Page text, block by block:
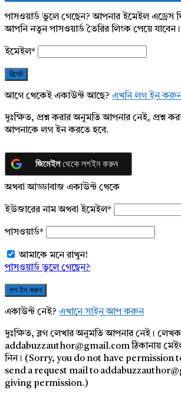
পাসওয়ার্ড ভুলে গেছেন? আপনার ইমেইল এড্রেস
আপনি নতুন পাসওয়ার্ড তৈরির লিংক পেয়ে যাবেন।
ইমেইল*
আগে থেকেই একাউন্ট আছে? এখনি লগ ইন
দুঃক্ষিত, প্রশ্ন করার অনুমতি আপনার নেই, প্রশ্ন
আপনাকে লগ ইন করতে হবে.
জিমেইলথেকে লগইন করুন
অথবা আড্ডাবাজ একাউন্ট থেকে
ইউজারের নাম অথবা ইমেইল*
পাসওয়ার্ড*
আমাকে মনে রাখুন!
পাসওয়ার্ড ভুলে গেছেন?
একাউন্ট নেই? এখানে সাইন আপ করুন
দুঃক্ষিত, ব্লগ লেখার অনুমতি আপনার নেই।
addabuzzauthor@gmail.com ঠিকানায়
নিন। (Sorry, you do not have permission
send a request mail to
giving permission.)